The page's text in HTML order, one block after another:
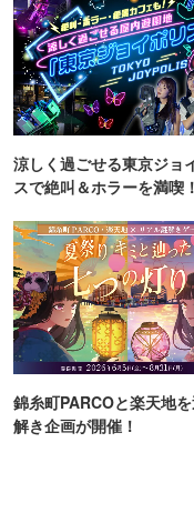
涼しく過ごせる東京ジョ
スで絶叫＆ホラーを満喫！
錦糸町PARCOと楽天地
解き企画が開催！